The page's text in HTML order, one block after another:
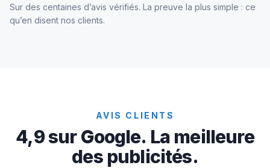
Sur des centaines d’avis vérifiés. La preuve la plus simple : ce
qu’en disent nos clients.
AVIS CLIENTS
4,9 sur Google. La meilleure
des publicités.